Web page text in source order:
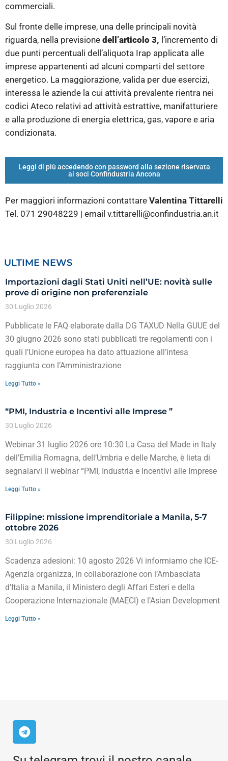
commerciali.
Sul fronte delle imprese, una delle principali novità
riguarda, nella previsione dell’articolo 3, l’incremento di
due punti percentuali dell’aliquota Irap applicata alle
imprese appartenenti ad alcuni comparti del settore
energetico. La maggiorazione, valida per due esercizi,
interessa le aziende la cui attività prevalente rientra nei
codici Ateco relativi ad attività estrattive, manifatturiere
e alla produzione di energia elettrica, gas, vapore e aria
condizionata.
Leggi di più accedendo con password alla sezione riservata
ai soci Confindustria Ancona
Per maggiori informazioni contattare Valentina Tittarelli
Tel. 071 29048229 | email v.tittarelli@confindustria.an.it
ULTIME NEWS
Importazioni dagli Stati Uniti nell’UE: novità sulle
prove di origine non preferenziale
30 Luglio 2026
Pubblicate le FAQ elaborate dalla DG TAXUD Nella GUUE del
30 giugno 2026 sono stati pubblicati tre regolamenti con i
quali l’Unione europea ha dato attuazione all’intesa
raggiunta con l’Amministrazione
Leggi Tutto »
“PMI, Industria e Incentivi alle Imprese ”
30 Luglio 2026
Webinar 31 luglio 2026 ore 10:30 La Casa del Made in Italy
dell’Emilia Romagna, dell’Umbria e delle Marche, è lieta di
segnalarvi il webinar “PMI, Industria e Incentivi alle Imprese
Leggi Tutto »
Filippine: missione imprenditoriale a Manila, 5-7
ottobre 2026
30 Luglio 2026
Scadenza adesioni: 10 agosto 2026 Vi informiamo che ICE-
Agenzia organizza, in collaborazione con l’Ambasciata
d’Italia a Manila, il Ministero degli Affari Esteri e della
Cooperazione Internazionale (MAECI) e l’Asian Development
Leggi Tutto »